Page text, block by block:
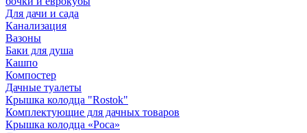
Для дачи и сада
Канализация
Вазоны
Баки для душа
Кашпо
Компостер
Дачные туалеты
Крышка колодца "Rostok"
Комплектующие для дачных товаров
Крышка колодца «Роса»